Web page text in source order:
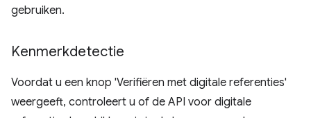
gebruiken.
Kenmerkdetectie
Voordat u een knop 'Verifiëren met digitale referenties'
weergeeft, controleert u of de API voor digitale